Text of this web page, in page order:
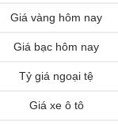
Giá vàng hôm nay
Giá bạc hôm nay
Tỷ giá ngoại tệ
Giá xe ô tô